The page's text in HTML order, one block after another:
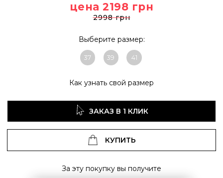
цена 2198 грн
2998 грн
Выберите размер:
37 39 41
Как узнать свой размер
ЗАКАЗ В 1 КЛИК
КУПИТЬ
За эту покупку вы получите